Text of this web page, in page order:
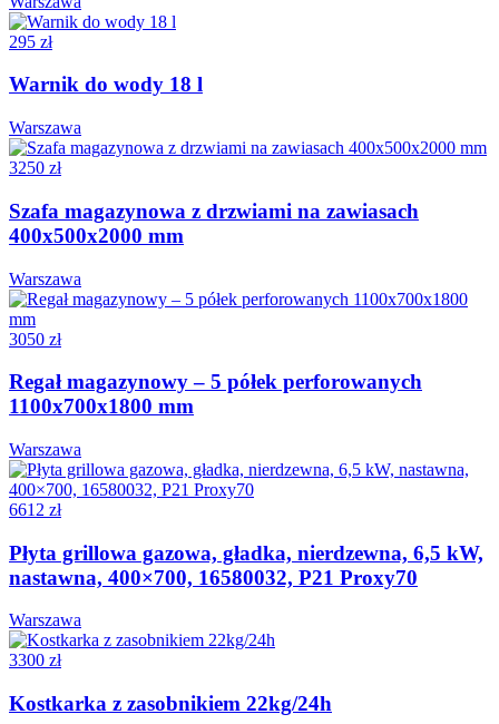
295 zł
Warnik do wody 18 l
Warszawa
3250 zł
Szafa magazynowa z drzwiami na zawiasach
400x500x2000 mm
Warszawa
3050 zł
Regał magazynowy – 5 półek perforowanych
1100x700x1800 mm
Warszawa
6612 zł
Płyta grillowa gazowa, gładka, nierdzewna, 6,5 kW,
nastawna, 400×700, 16580032, P21 Proxy70
Warszawa
3300 zł
Kostkarka z zasobnikiem 22kg/24h